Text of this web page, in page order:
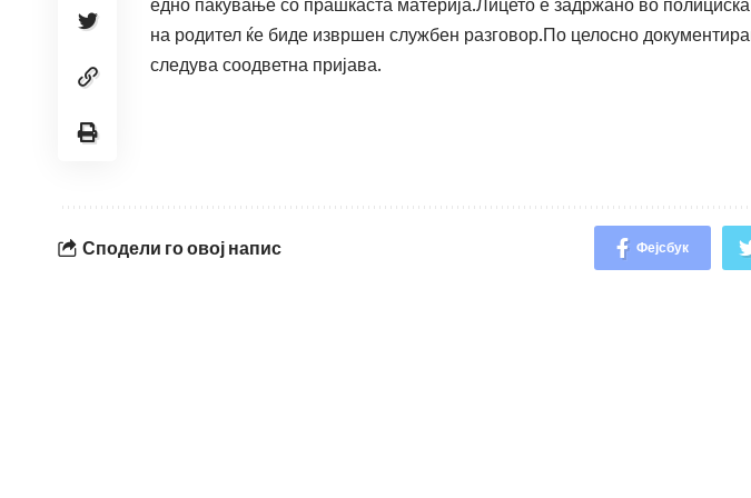
едно пакување со прашкаста материја.Лицето е задржано во
на родител ќе биде извршен службен разговор.По целосно
следува соодветна пријава.
Сподели го овој напис Фејсбук